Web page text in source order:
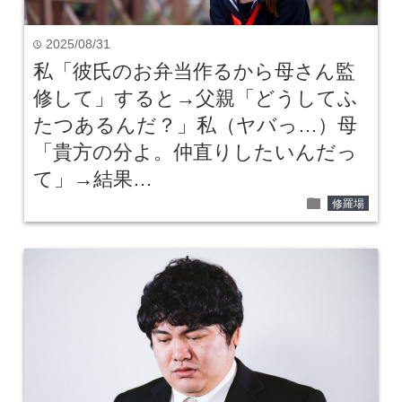
time 2025/08/31
私「彼氏のお弁当作るから母さん監
修して」すると→父親「どうしてふ
たつあるんだ？」私（ヤバっ…）母
「貴方の分よ。仲直りしたいんだっ
て」→結果…
folder 修羅場